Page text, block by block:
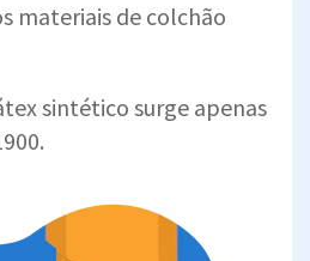
materiais de colchão
sintético surge apenas